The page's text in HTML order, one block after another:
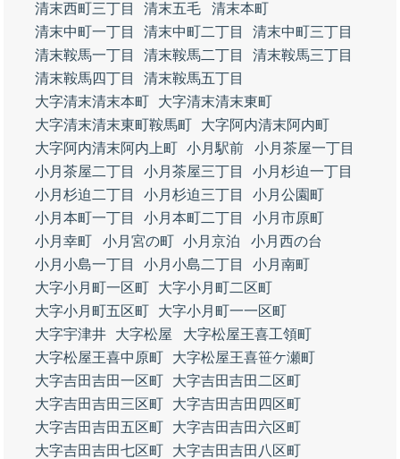
清末西町三丁目
清末五毛
清末本町
清末中町一丁目
清末中町二丁目
清末中町三丁目
清末鞍馬一丁目
清末鞍馬二丁目
清末鞍馬三丁目
清末鞍馬四丁目
清末鞍馬五丁目
大字清末清末本町
大字清末清末東町
大字清末清末東町鞍馬町
大字阿内清末阿内町
大字阿内清末阿内上町 小月駅前
小月茶屋一丁目
小月茶屋二丁目
小月茶屋三丁目
小月杉迫一丁目
小月杉迫二丁目
小月杉迫三丁目
小月公園町
小月本町一丁目
小月本町二丁目
小月市原町
小月幸町
小月宮の町 小月京泊
小月西の台
小月小島一丁目
小月小島二丁目
小月南町
大字小月町一区町
大字小月町二区町
大字小月町五区町
大字小月町一一区町
大字宇津井
大字松屋
大字松屋王喜工領町
大字松屋王喜中原町
大字松屋王喜笹ケ瀬町
大字吉田吉田一区町
大字吉田吉田二区町
大字吉田吉田三区町
大字吉田吉田四区町
大字吉田吉田五区町
大字吉田吉田六区町
大字吉田吉田七区町
大字吉田吉田八区町